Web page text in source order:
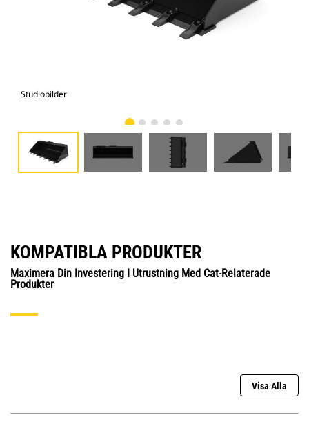
Studiobilder
KOMPATIBLA PRODUKTER
Maximera Din Investering I Utrustning Med Cat-Relaterade
Produkter
Visa Alla